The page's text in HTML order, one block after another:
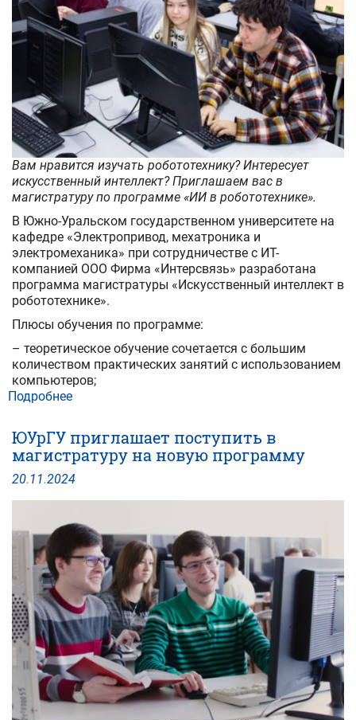
Вам нравится изучать робототехнику? Интересует
искусственный интеллект? Приглашаем вас в
магистратуру по программе «ИИ в робототехнике».
В Южно-Уральском государственном университете на
кафедре «Электропривод, мехатроника и
электромеханика» при сотрудничестве с ИТ-
компанией ООО Фирма «Интерсвязь» разработана
программа магистратуры «Искусственный интеллект в
робототехнике».
Плюсы обучения по программе:
– теоретическое обучение сочетается с большим
количеством практических занятий с использованием
компьютеров;
Подробнее
поступить
в
магистратуру
программы
ЮУрГУ приглашает поступить в
магистратуру на новую программу
20. 11.2024